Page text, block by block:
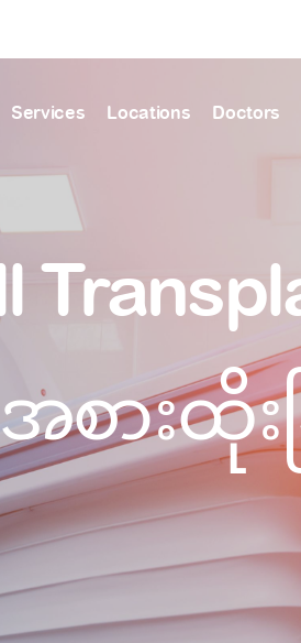
Health articles by first letter
B C I
O P Q R S T
W
X Z #
by keyword
ALL
SEARCH
CLL
Services
screening
Locations
Shin
A Top-
Local
Doctors
ားထိုးခ